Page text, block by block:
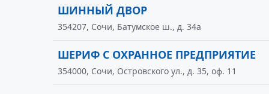
ШИННЫЙ ДВОР
354207, Сочи, Батумское ш., д. 34а
ШЕРИФ С ОХРАННОЕ ПРЕДПРИЯТИЕ
354000, Сочи, Островского ул., д. 35, оф. 11